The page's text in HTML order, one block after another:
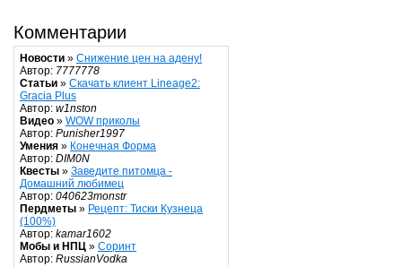
Комментарии
Новости » Снижение цен на адену!
Автор: 7777778
Статьи » Скачать клиент Lineage2:
Gracia Plus
Автор: w1nston
Видео » WOW приколы
Автор: Punisher1997
Умения » Конечная Форма
Автор: DIM0N
Квесты » Заведите питомца -
Домашний любимец
Автор: 040623monstr
Пердметы » Рецепт: Тиски Кузнеца
(100%)
Автор: kamar1602
Мобы и НПЦ » Соринт
Автор: RussianVodka